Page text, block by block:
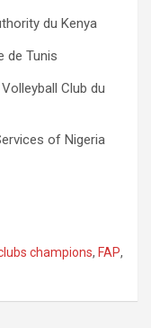
du Kenya
de Tunis
Club du
of Nigeria
champions, FAP,